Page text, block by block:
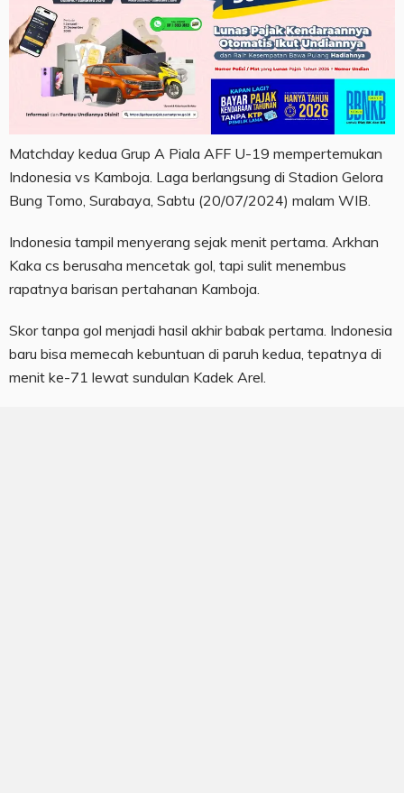
Matchday kedua Grup A Piala AFF U-19 mempertemukan
Indonesia vs Kamboja. Laga berlangsung di Stadion Gelora
Bung Tomo, Surabaya, Sabtu (20/07/2024) malam WIB.
Indonesia tampil menyerang sejak menit pertama. Arkhan
Kaka cs berusaha mencetak gol, tapi sulit menembus
rapatnya barisan pertahanan Kamboja.
Skor tanpa gol menjadi hasil akhir babak pertama. Indonesia
baru bisa memecah kebuntuan di paruh kedua, tepatnya di
menit ke-71 lewat sundulan Kadek Arel.